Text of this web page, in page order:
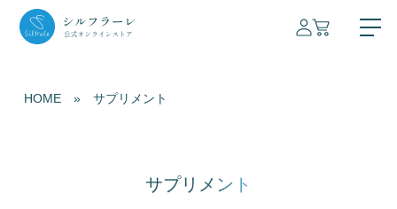
HOME » サプリメント
サプリメント